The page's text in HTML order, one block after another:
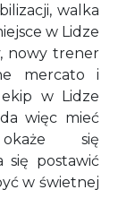
walka
w Lidze
nowy trener
mercato i
w Lidze
więc mieć
się
się postawić
w świetnej